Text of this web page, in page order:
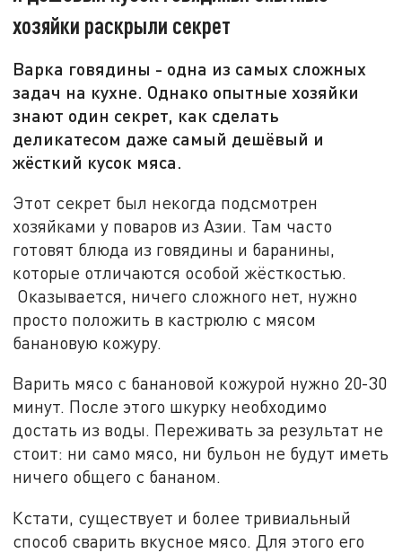
хозяйки раскрыли секрет
Варка говядины - одна из самых сложных
задач на кухне. Однако опытные хозяйки
знают один секрет, как сделать
деликатесом даже самый дешёвый и
жёсткий кусок мяса.
Этот секрет был некогда подсмотрен
хозяйками у поваров из Азии. Там часто
готовят блюда из говядины и баранины,
которые отличаются особой жёсткостью.
Оказывается, ничего сложного нет, нужно
просто положить в кастрюлю с мясом
банановую кожуру.
Варить мясо с банановой кожурой нужно 20-30
минут. После этого шкурку необходимо
достать из воды. Переживать за результат не
стоит: ни само мясо, ни бульон не будут иметь
ничего общего с бананом.
Кстати, существует и более тривиальный
способ сварить вкусное мясо. Для этого его